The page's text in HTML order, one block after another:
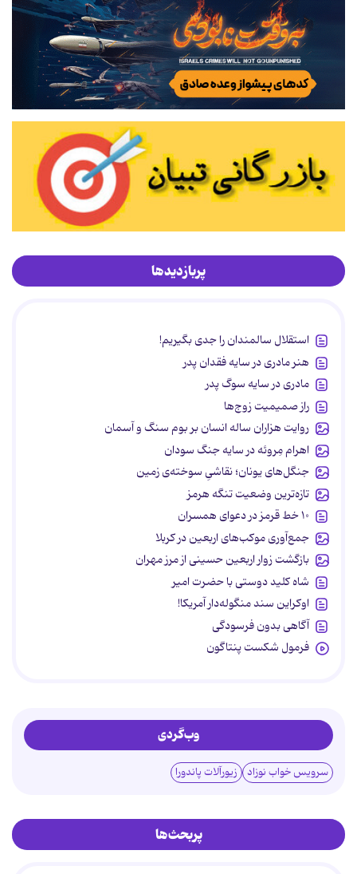
پربازدیدها
استقلال سالمندان را جدی بگیریم!
هنر مادری در سایه‌ فقدان پدر
مادری در سایه سوگ پدر
راز صمیمیت زوج‌ها
روایت هزاران ساله انسان بر بوم سنگ و آسمان
اهرام مِروئه در سایه جنگ سودان
جنگل‌های یونان؛ نقاشیِ سوخته‌ی زمین
تازه‌ترین وضعیت تنگه هرمز
۱۰ خط قرمز در دعوای همسران
جمع‌آوری موکب‌های اربعین در کربلا
بازگشت زوار اربعین حسینی از مرز مهران
شاه کلید دوستی با حضرت امیر
اوکراین سند منگوله‌دار آمریکا!
آگاهی بدون فرسودگی
فرمول شکست پنتاگون
وب‌گردی
سرویس خواب نوزاد زیورآلات پاندورا
پربحث‌ها